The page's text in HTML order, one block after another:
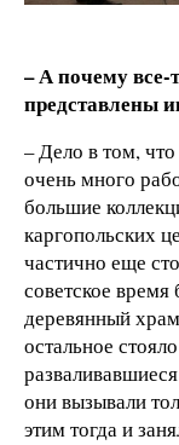
– А почему все-
представлены
– Дело в том,
очень много
большие
каргопольских
частично еще
советское
деревянный
остальное
они вызывали
этим тогда и